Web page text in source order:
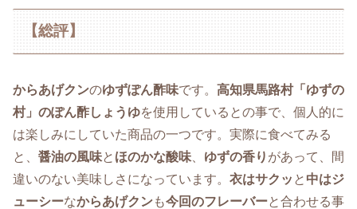
【総評】
からあげクンのゆずぽん酢味です。 高知県馬路村「ゆずの
村」のぽん酢しょうゆを使用しているとの事で、個人的に
は楽しみにしていた商品の一つです。実際に食べてみる
と、 醤油の風味と ほのかな酸味 ゆずの香り があって、間
違いのない美味しさになっています。 衣はサクッ と 中はジ
ューシーなからあげクンも今回のフレーバーと合わせる事